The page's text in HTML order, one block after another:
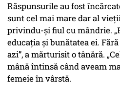
Răspunsurile au fost
sunt cel mai mare dar al
privindu-și fiul cu mândrie.
educația și bunătatea ei.
azi”, a mărturisit o tânără.
mână întinsă când aveam
femeie în vârstă.